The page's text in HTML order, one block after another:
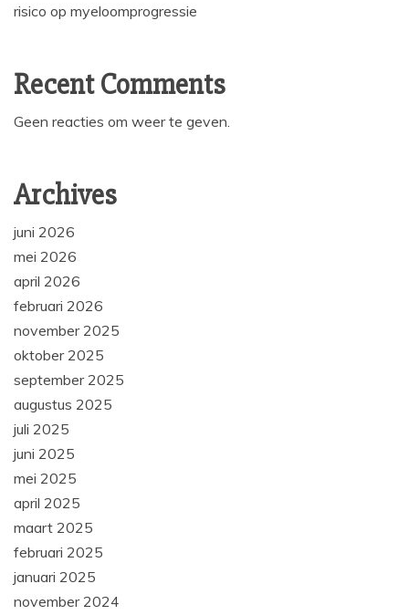
risico op myeloomprogressie
Recent Comments
Geen reacties om weer te geven.
Archives
juni 2026
mei 2026
april 2026
februari 2026
november 2025
oktober 2025
september 2025
augustus 2025
juli 2025
juni 2025
mei 2025
april 2025
maart 2025
februari 2025
januari 2025
november 2024